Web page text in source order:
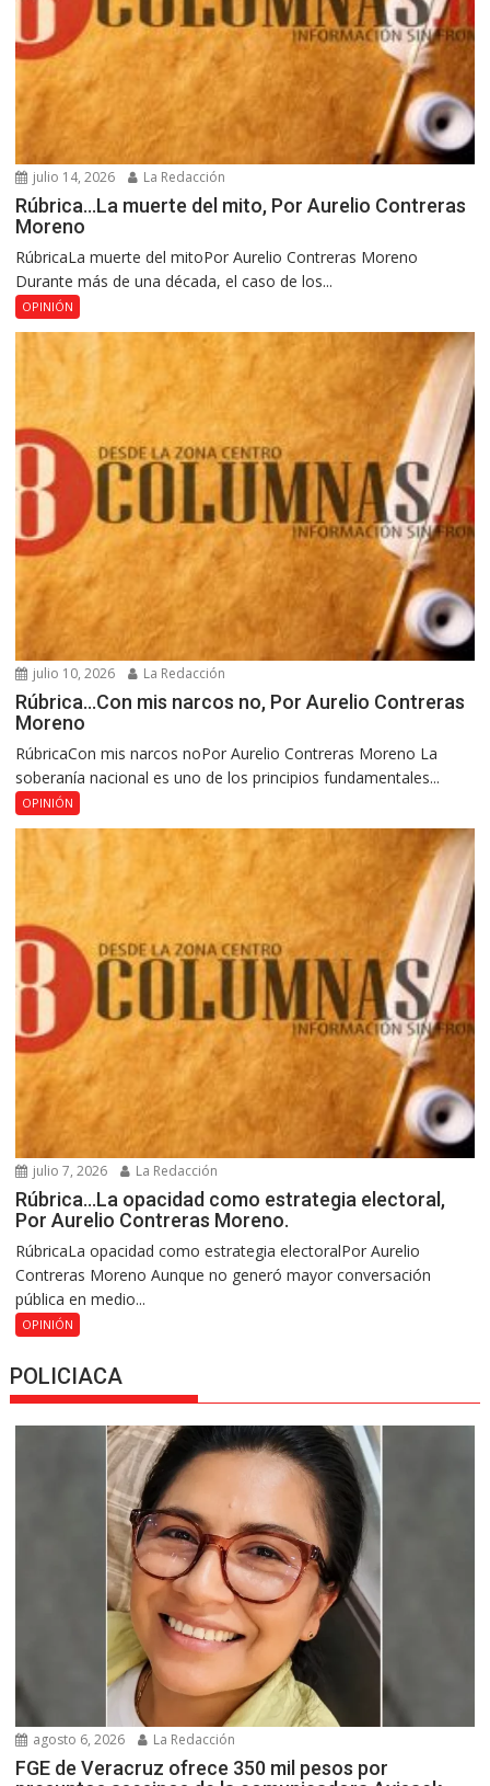
julio 14, 2026 La Redacción
Rúbrica…La muerte del mito, Por Aurelio Contreras
Moreno
RúbricaLa muerte del mitoPor Aurelio Contreras Moreno
Durante más de una década, el caso de los...
OPINIÓN
julio 10, 2026 La Redacción
Rúbrica…Con mis narcos no, Por Aurelio Contreras
Moreno
RúbricaCon mis narcos noPor Aurelio Contreras Moreno La
soberanía nacional es uno de los principios fundamentales...
OPINIÓN
julio 7, 2026 La Redacción
Rúbrica…La opacidad como estrategia electoral,
Por Aurelio Contreras Moreno.
RúbricaLa opacidad como estrategia electoralPor Aurelio
Contreras Moreno Aunque no generó mayor conversación
pública en medio...
OPINIÓN
POLICIACA
agosto 6, 2026 La Redacción
FGE de Veracruz ofrece 350 mil pesos por